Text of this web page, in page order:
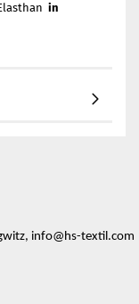
in
info@hs-textil.com